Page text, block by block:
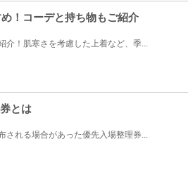
！コーデと持ち物もご紹介
介！肌寒さを考慮した上着など、季...
とは
される場合があった優先入場整理券...